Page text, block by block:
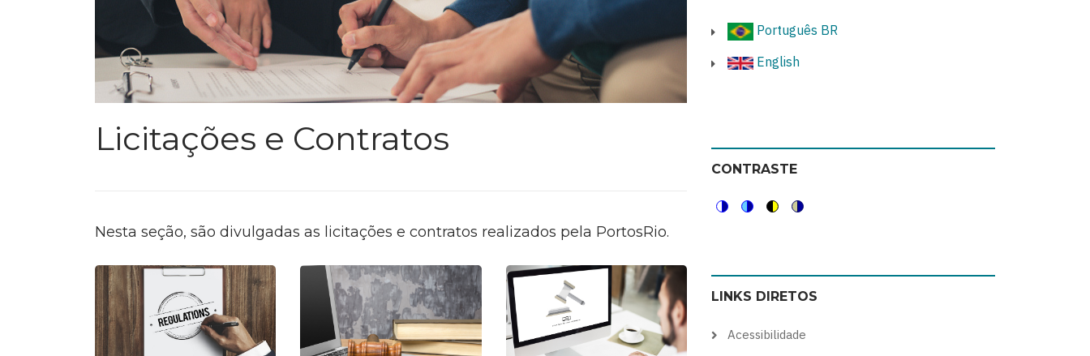
Licitações e Contratos
Nesta seção, são divulgadas as licitações e contratos realizados pela PortosRio.
Português BR
English
CONTRASTE
color
theme
blue
theme
high
visibility
soft
theme
LINKS DIRETOS
Acessibilidade